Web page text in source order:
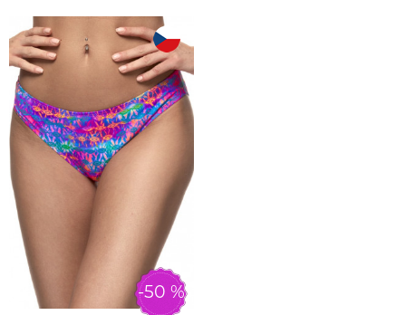
-50 %